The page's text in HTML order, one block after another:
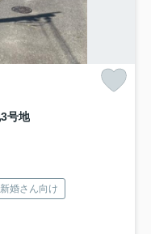
号地
新婚さん向け